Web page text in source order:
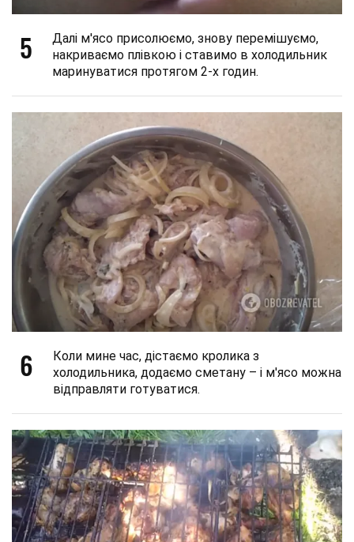
5
Далі м'ясо присолюємо, знову перемішуємо,
накриваємо плівкою і ставимо в холодильник
маринуватися протягом 2-х годин.
6
Коли мине час, дістаємо кролика з
холодильника, додаємо сметану – і м'ясо можна
відправляти готуватися.